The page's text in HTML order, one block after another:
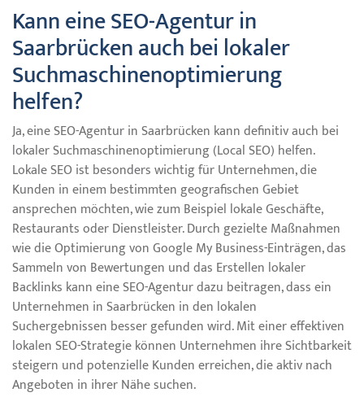
Kann eine SEO-Agentur in
Saarbrücken auch bei lokaler
Suchmaschinenoptimierung
helfen?
Ja, eine SEO-Agentur in Saarbrücken kann definitiv auch bei
lokaler Suchmaschinenoptimierung (Local SEO) helfen.
Lokale SEO ist besonders wichtig für Unternehmen, die
Kunden in einem bestimmten geografischen Gebiet
ansprechen möchten, wie zum Beispiel lokale Geschäfte,
Restaurants oder Dienstleister. Durch gezielte Maßnahmen
wie die Optimierung von Google My Business-Einträgen, das
Sammeln von Bewertungen und das Erstellen lokaler
Backlinks kann eine SEO-Agentur dazu beitragen, dass ein
Unternehmen in Saarbrücken in den lokalen
Suchergebnissen besser gefunden wird. Mit einer effektiven
lokalen SEO-Strategie können Unternehmen ihre Sichtbarkeit
steigern und potenzielle Kunden erreichen, die aktiv nach
Angeboten in ihrer Nähe suchen.